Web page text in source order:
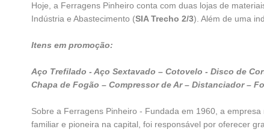
Hoje, a Ferragens Pinheiro conta com duas lojas de
Indústria e Abastecimento (SIA Trecho 2/3). Além de uma
Itens em promoção:
Aço Trefilado - Aço Sextavado – Cotovelo - Disco de
Chapa de Fogão – Compressor de Ar – Distanciador –
Sobre a Ferragens Pinheiro - Fundada em 1960, a
familiar e pioneira na capital, foi responsável por oferecer